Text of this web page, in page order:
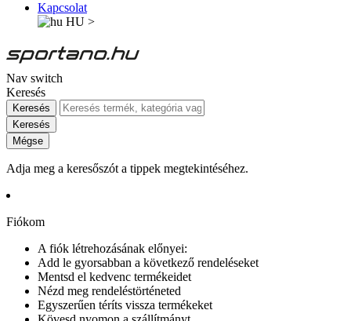
Kapcsolat
HU >
Nav switch
Keresés
Keresés
Keresés
Mégse
Adja meg a keresőszót a tippek megtekintéséhez.
Fiókom
A fiók létrehozásának előnyei:
Add le gyorsabban a következő rendeléseket
Mentsd el kedvenc termékeidet
Nézd meg rendeléstörténeted
Egyszerűen téríts vissza termékeket